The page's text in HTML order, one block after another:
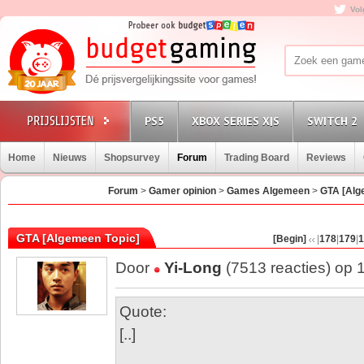
PS5 XBOX SERIES X|S SWITCH 2
Home Nieuws Shopsurvey Forum Trading Board Reviews
Forum >Gamer opinion >Games Algemeen >GTA
GTA [Algemeen Topic] [Begin] 178 179
Door Yi-Long (7513 reacties) op
Quote:
[..]